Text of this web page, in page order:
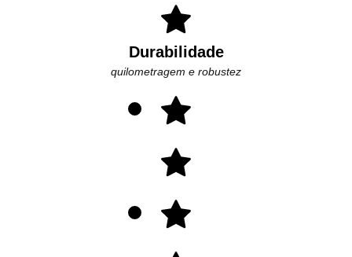
Durabilidade
quilometragem e robustez